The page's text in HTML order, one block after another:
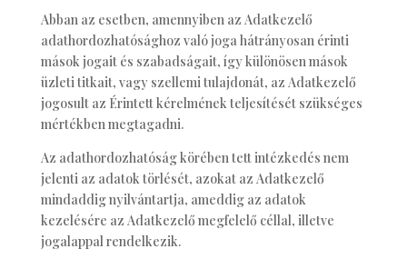
Abban az esetben, amennyiben az Adatkezelő
adathordozhatósághoz való joga hátrányosan érinti
mások jogait és szabadságait, így különösen mások
üzleti titkait, vagy szellemi tulajdonát, az Adatkezelő
jogosult az Érintett kérelmének teljesítését szükséges
mértékben megtagadni.
Az adathordozhatóság körében tett intézkedés nem
jelenti az adatok törlését, azokat az Adatkezelő
mindaddig nyilvántartja, ameddig az adatok
kezelésére az Adatkezelő megfelelő céllal, illetve
jogalappal rendelkezik.